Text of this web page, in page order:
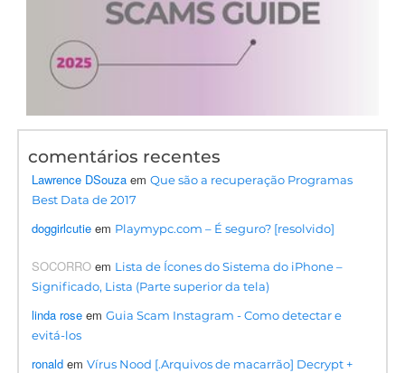
comentários recentes
Lawrence DSouza emQue são a recuperação Programas
Best Data de 2017
doggirlcutie em Playmypc.com – É seguro? [resolvido]
SOCORRO em Lista de Ícones do Sistema do iPhone –
Significado, Lista (Parte superior da tela)
linda rose emGuia Scam Instagram - Como detectar e
evitá-los
ronald emVírus Nood [.Arquivos de macarrão] Decrypt +